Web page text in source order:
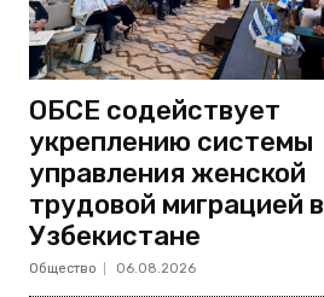
ОБСЕ содействует
укреплению системы
управления женской
трудовой миграцией в
Узбекистане
Общество 06.08.2026